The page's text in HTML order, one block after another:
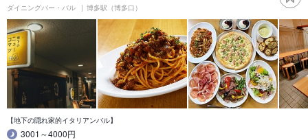
ダイニングバー・バル 博多駅（博多口）
【地下の隠れ家的イタリアンバル】
3001～4000円